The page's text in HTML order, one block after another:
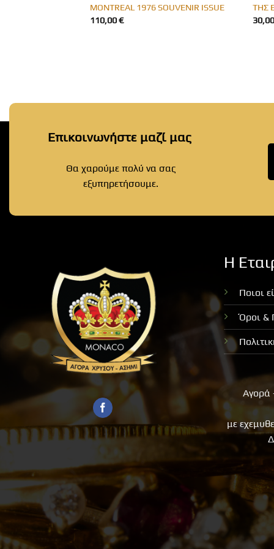
MONTREAL 1976 SOUVENIR ISSUE
110,00€
ΤΗΣ
Επικοινωνήστε μαζί μας
Θα χαρούμε πολύ να σας
εξυπηρετήσουμε.
Η
Ποιοι
Όροι &
Αγορά
με